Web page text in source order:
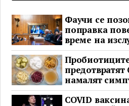
Фаучи се
поправка
време на
COVID
предотвратят
намалят
COVID